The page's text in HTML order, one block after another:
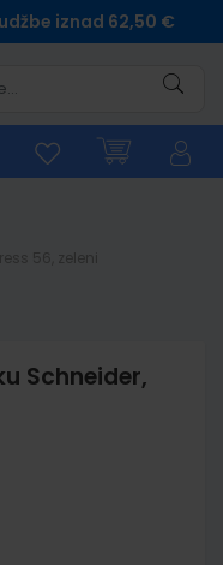
iznad 62,50 €
Schneider,